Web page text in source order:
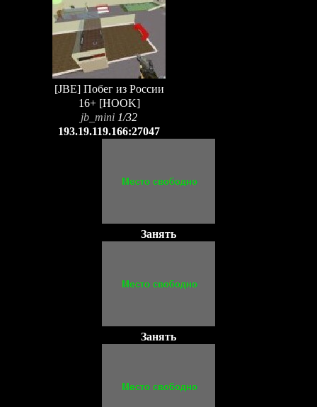
[JBE] Побег из России
16+ [HOOK]
jb_mini 1/32
193.19.119.166:27047
Занять
Занять